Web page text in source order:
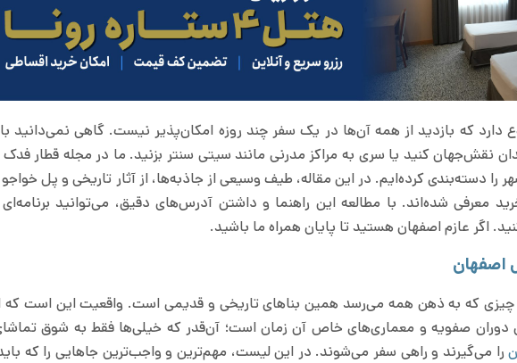
دارد که بازدید از همه آن‌ها در یک سفر چند روزه امکان‌پذیر نیست. گاهی نمی‌دانید
نقش‌جهان کنید یا سری به مراکز مدرنی مانند سیتی‌ سنتر بزنید. ما در مجله قطار فدک
دسته‌بندی کرده‌ایم. در این مقاله، طیف وسیعی از جاذبه‌ها، از آثار تاریخی و پل خواجو
معرفی شده‌اند. با مطالعه این راهنما و داشتن آدرس‌های دقیق، می‌توانید
اگر عازم اصفهان هستید تا پایان همراه ما باشید.
اصفهان
چیزی که به ذهن همه می‌رسد همین بناهای تاریخی و قدیمی است. واقعیت این است که
دوران صفویه و معماری‌های خاص آن زمان است؛ آن‌قدر که خیلی‌ها فقط به شوق
را می‌گیرند و راهی سفر می‌شوند. در این لیست، مهم‌ترین و واجب‌ترین جاهایی را که باید